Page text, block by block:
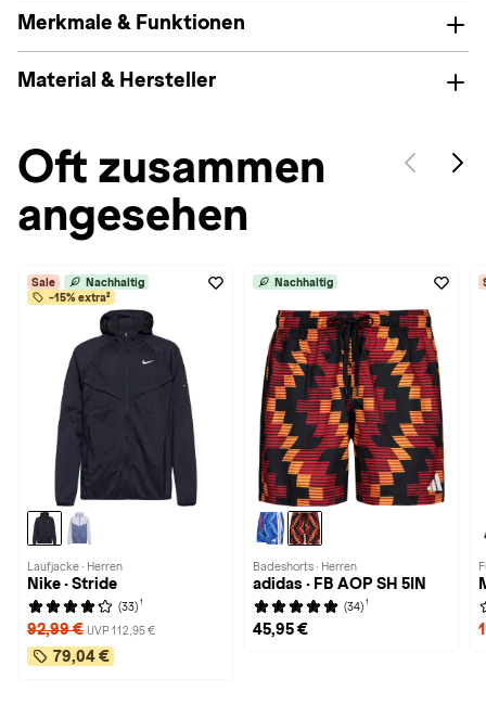
Merkmale & Funktionen
Material & Hersteller
Oft zusammen
angesehen
Sale
Nachhaltig
-15% extra²
Laufjacke · Herren
Nike · Stride
(33) 1
92,99 € UVP 112,95 €
79,04 €
Nachhaltig
Badeshorts · Herren
adidas · FB AOP SH 5IN
(34) 1
45,95 €